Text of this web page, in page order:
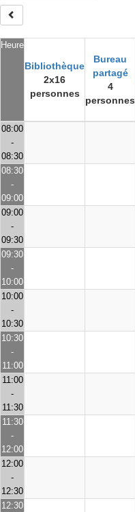
Heure
Bibliothèque
2x16
personnes
Bureau
partagé
4
personnes
08:00
-
08:30
08:30
-
09:00
09:00
-
09:30
09:30
-
10:00
10:00
-
10:30
10:30
-
11:00
11:00
-
11:30
11:30
-
12:00
12:00
-
12:30
12:30